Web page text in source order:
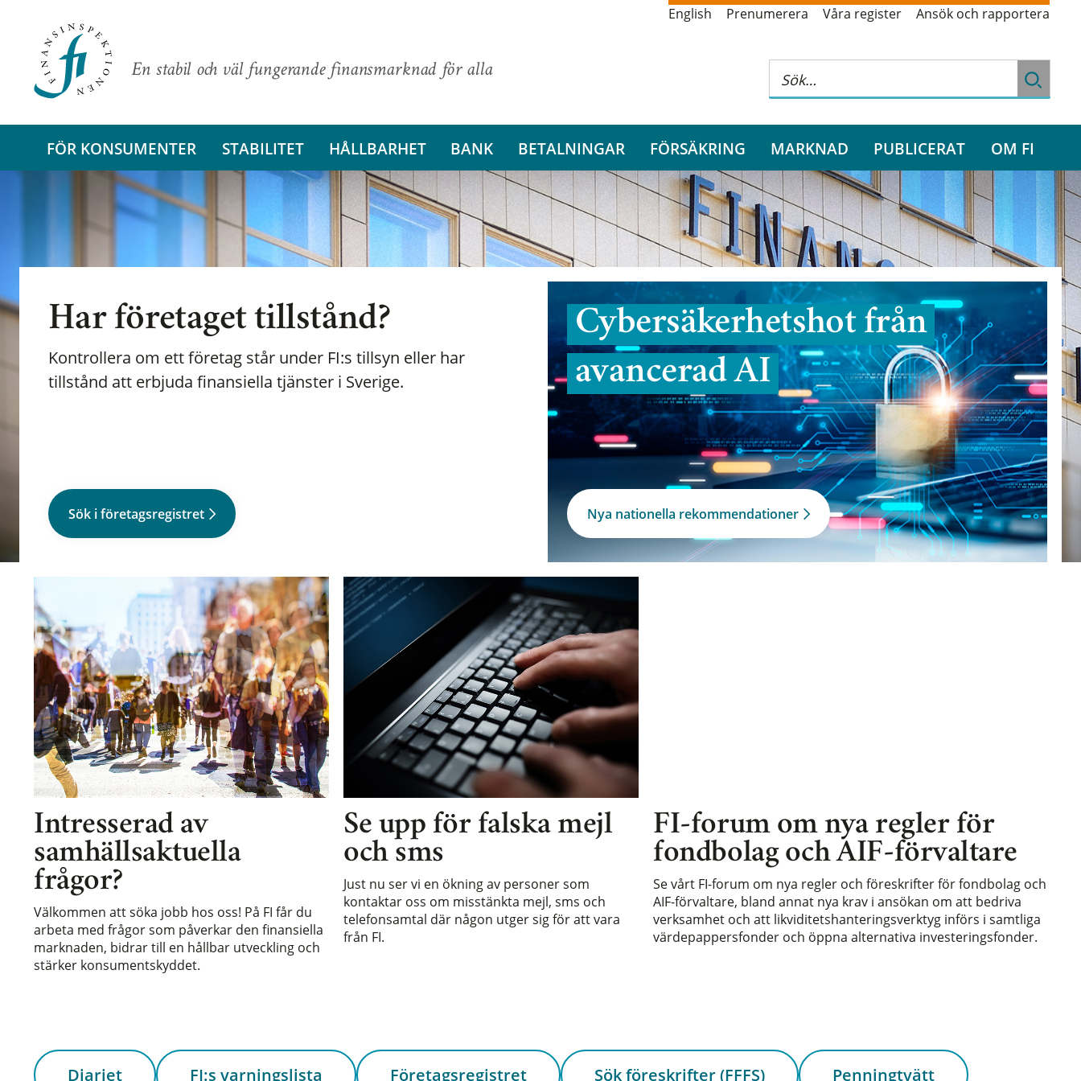
En stabil och väl fungerande finansmarknad för alla
English Prenumerera Våra register Ansök och rapportera
FÖR KONSUMENTER STABILITET HÅLLBARHET BANK BETALNINGAR FÖRSÄKRING MARKNAD PUBLICERAT OM FI
Har företaget tillstånd?
Kontrollera om ett företag står under FI:s tillsyn eller har
tillstånd att erbjuda finansiella tjänster i Sverige.
Sök i företagsregistret
Cybersäkerhetshot från
avancerad AI
Nya nationella rekommendationer
Intresserad av
samhällsaktuella
frågor?
Välkommen att söka jobb hos oss! På FI får du
arbeta med frågor som påverkar den finansiella
marknaden, bidrar till en hållbar utveckling och
stärker konsumentskyddet.
Se upp för falska mejl
och sms
Just nu ser vi en ökning av personer som
kontaktar oss om misstänkta mejl, sms och
telefonsamtal där någon utger sig för att vara
från FI.
FI-forum om nya regler för
fondbolag och AIF-förvaltare
Se vårt FI-forum om nya regler och föreskrifter för fondbolag och
AIF-förvaltare, bland annat nya krav i ansökan om att bedriva
verksamhet och att likviditetshanteringsverktyg införs i samtliga
värdepappersfonder och öppna alternativa investeringsfonder.
Diariet FI:s varningslista Företagsregistret Sök föreskrifter (FFFS) Penningtvätt